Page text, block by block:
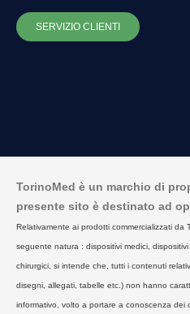
SERVIZIO CLIENTI
TorinoMed è un marchio di
presente sito è destinato ad
Relativamente ai prodotti commercializzati da
seguente natura : dispositivi medici,
chirurgici, si intende che, tutti i contenuti
disegni, allegati, tabelle etc.) non hanno
informativo, volto a portare a conoscenza dei